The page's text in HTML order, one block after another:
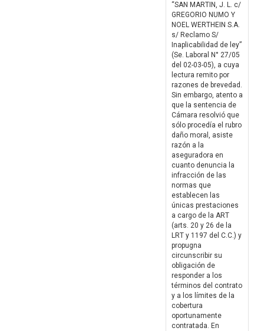
“SAN MARTIN, J. L. c/
GREGORIO NUMO Y
NOEL WERTHEIN S.A.
s/ Reclamo S/
Inaplicabilidad de ley”
(Se. Laboral N° 27/05
del 02-03-05), a cuya
lectura remito por
razones de brevedad.
Sin embargo, atento a
que la sentencia de
Cámara resolvió que
sólo procedía el rubro
daño moral, asiste
razón a la
aseguradora en
cuanto denuncia la
infracción de las
normas que
establecen las
únicas prestaciones
a cargo de la ART
(arts. 20 y 26 de la
LRT y 1197 del C.C.) y
propugna
circunscribir su
obligación de
responder a los
términos del contrato
y a los límites de la
cobertura
oportunamente
contratada. En